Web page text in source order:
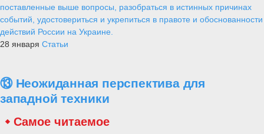
поставленные выше вопросы, разобраться в истинных причинах
событий, удостовериться и укрепиться в правоте и обоснованности
действий России на Украине.
28 января Статьи
⑬ Неожиданная перспектива для
западной техники
Самое читаемое